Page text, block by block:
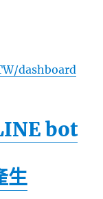
dashboard
bot
生